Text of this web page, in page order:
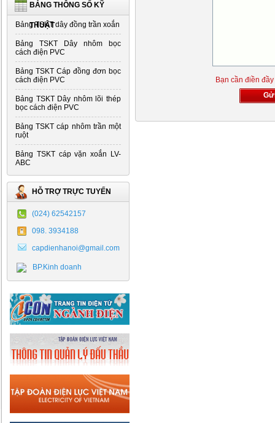
BẢNG THÔNG SỐ KỸ
THUẬT
Bảng TSKT dây đồng trần xoắn
Bảng TSKT Dây nhôm bọc
cách điện PVC
Bảng TSKT Cáp đồng đơn bọc
cách điện PVC
Bảng TSKT Dây nhôm lõi thép
bọc cách điện PVC
Bảng TSKT cáp nhôm trần một
ruột
Bảng TSKT cáp vặn xoắn LV-
ABC
HỖ TRỢ TRỰC TUYẾN
(024) 62542157
098. 3934188
capdienhanoi@gmail.com
BP.Kinh doanh
Bạn cần điền